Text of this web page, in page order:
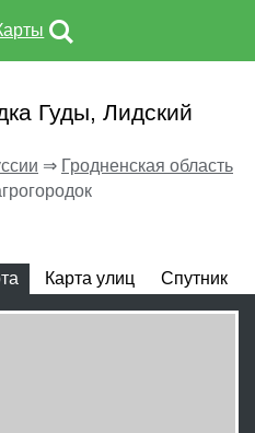
Гуды, Лидский
⇒ Гродненская область
Карта улиц Спутник